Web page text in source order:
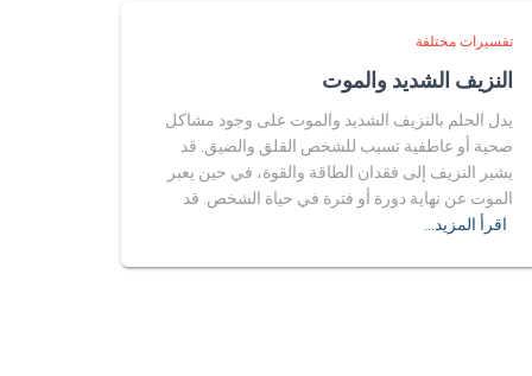
تفسيرات مختلفة
النزيف الشديد والموت
يدل الحلم بالنزيف الشديد والموت على وجود مشاكل
صحية أو عاطفية تسبب للشخص القلق والضيق. قد
يشير النزيف إلى فقدان الطاقة والقوة، في حين يعبر
الموت عن نهاية دورة أو فترة في حياة الشخص. قد
اقرأ المزيد…